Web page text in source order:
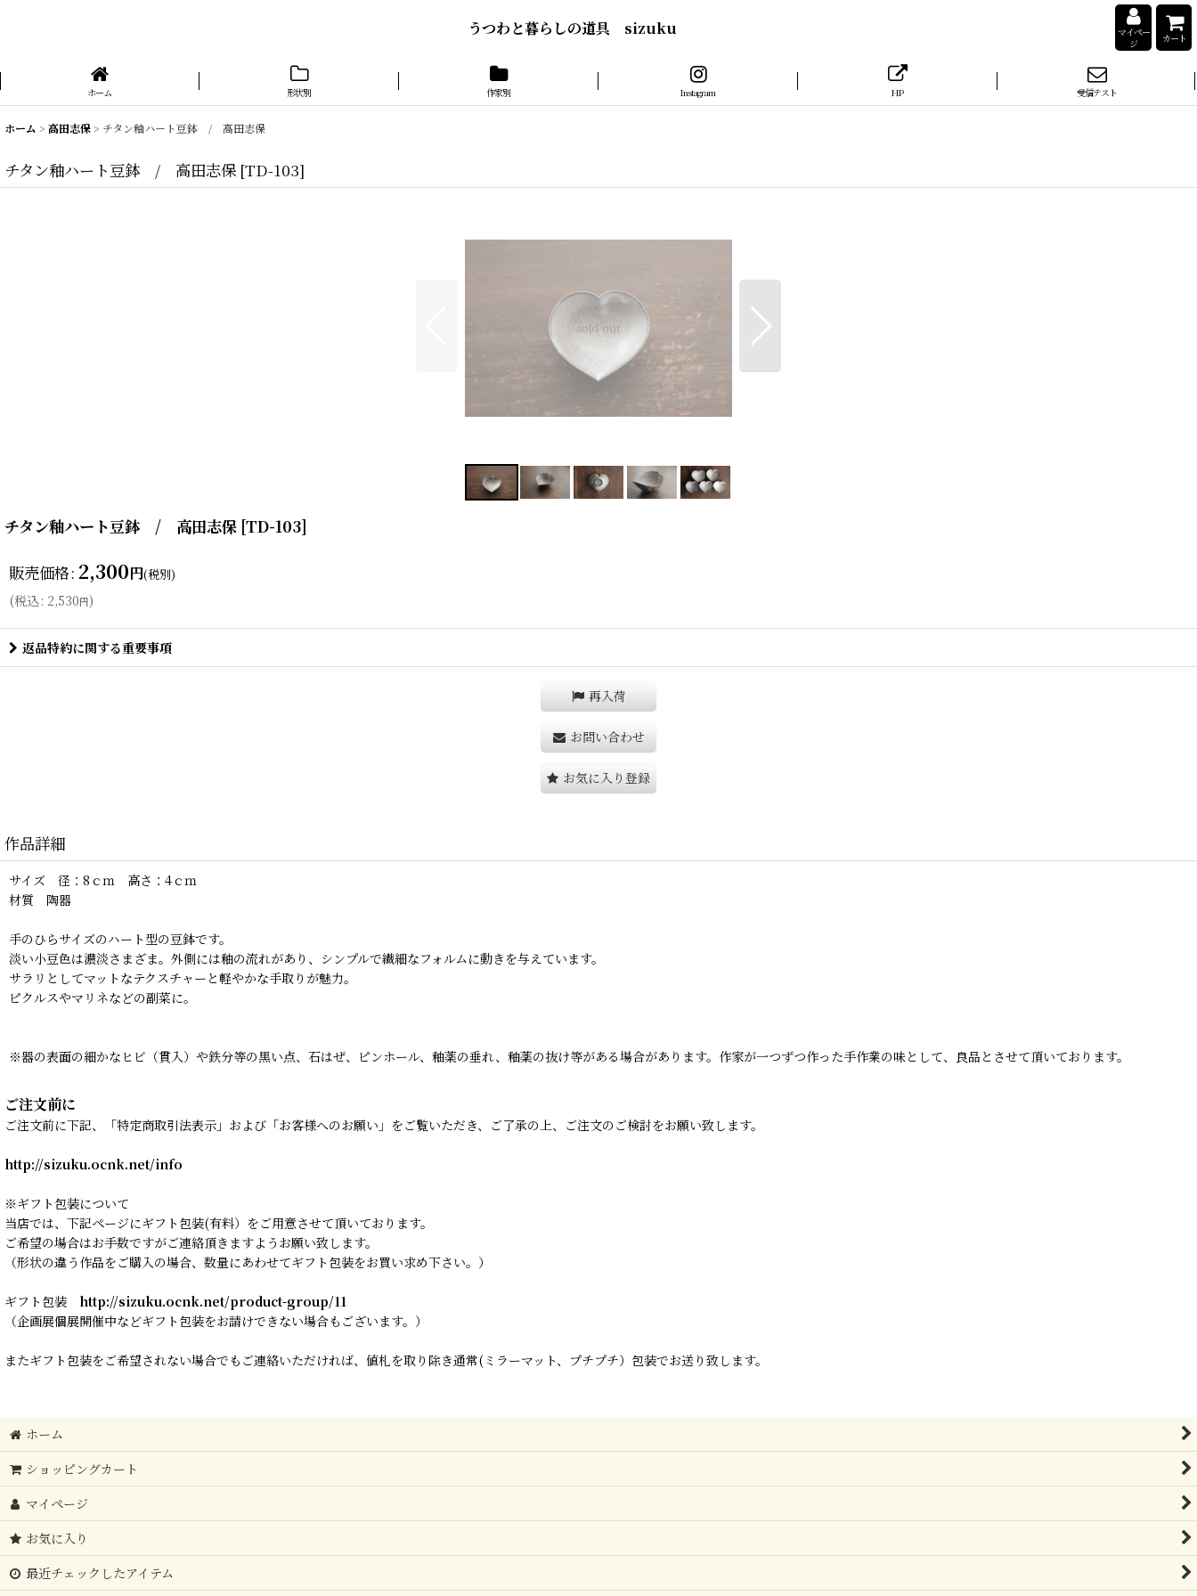
うつわと暮らしの道具 sizuku
マイペー
ジ
カート
ホーム 形状別 作家別 Instagram HP 受信テスト
ホーム > 高田志保> チタン釉ハート豆鉢 / 高田志保
チタン釉ハート豆鉢 / 高田志保 [TD-103]
チタン釉ハート豆鉢 / 高田志保 [TD-103]
販売価格: 2,300円(税別)
(税込: 2,530円)
返品特約に関する重要事項
再入荷
お問い合わせ
お気に入り登録
作品詳細
サイズ 径：8ｃｍ 高さ：4ｃｍ
材質 陶器
手のひらサイズのハート型の豆鉢です。
淡い小豆色は濃淡さまざま。外側には釉の流れがあり、シンプルで繊細なフォルムに動きを与えています。
サラリとしてマットなテクスチャーと軽やかな手取りが魅力。
ピクルスやマリネなどの副菜に。
※器の表面の細かなヒビ（貫入）や鉄分等の黒い点、石はぜ、ピンホール、釉薬の垂れ、釉薬の抜け等がある場合があります。作家が一つずつ作った手作業の味として、良品とさせて頂いております。
ご注文前に
ご注文前に下記、「特定商取引法表示」および「お客様へのお願い」をご覧いただき、ご了承の上、ご注文のご検討をお願い致します。
http://sizuku.ocnk.net/info
※ギフト包装について
当店では、下記ページにギフト包装(有料）をご用意させて頂いております。
ご希望の場合はお手数ですがご連絡頂きますようお願い致します。
（形状の違う作品をご購入の場合、数量にあわせてギフト包装をお買い求め下さい。）
ギフト包装 http://sizuku.ocnk.net/product-group/11
（企画展個展開催中などギフト包装をお請けできない場合もございます。）
またギフト包装をご希望されない場合でもご連絡いただければ、値札を取り除き通常(ミラーマット、プチプチ）包装でお送り致します。
ホーム
ショッピングカート
マイページ
お気に入り
最近チェックしたアイテム